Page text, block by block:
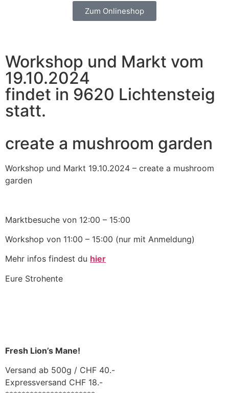
Zum Onlineshop
Workshop und Markt vom
19.10.2024
findet in 9620 Lichtensteig
statt.
create a mushroom garden
Workshop und Markt 19.10.2024 – create a mushroom
garden
Marktbesuche von 12:00 – 15:00
Workshop von 11:00 – 15:00 (nur mit Anmeldung)
Mehr infos findest du hier
Eure Strohente
Fresh Lion’s Mane!
Versand ab 500g / CHF 40.-
Expressversand CHF 18.-